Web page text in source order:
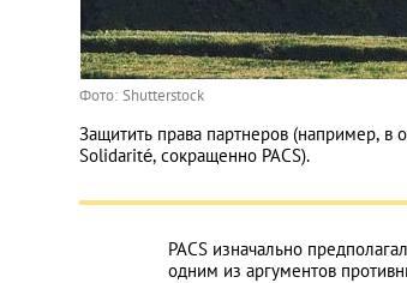
Фото: Shutterstock
Защитить права партнеров (например, в
Solidarité, сокращенно PACS).
PACS изначально
одним из аргументов